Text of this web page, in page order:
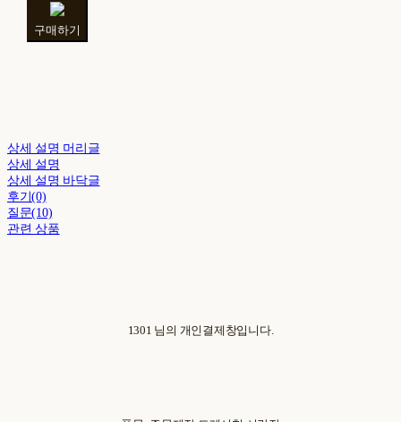
구매하기
상세 설명 머리글
상세 설명
상세 설명 바닥글
후기(0)
질문(10)
관련 상품
1301 님의 개인결제창입니다.